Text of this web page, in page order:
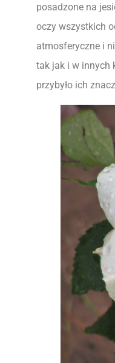
posadzone na
oczy wszystkich
atmosferyczne i
tak jak i w innych
przybyło ich